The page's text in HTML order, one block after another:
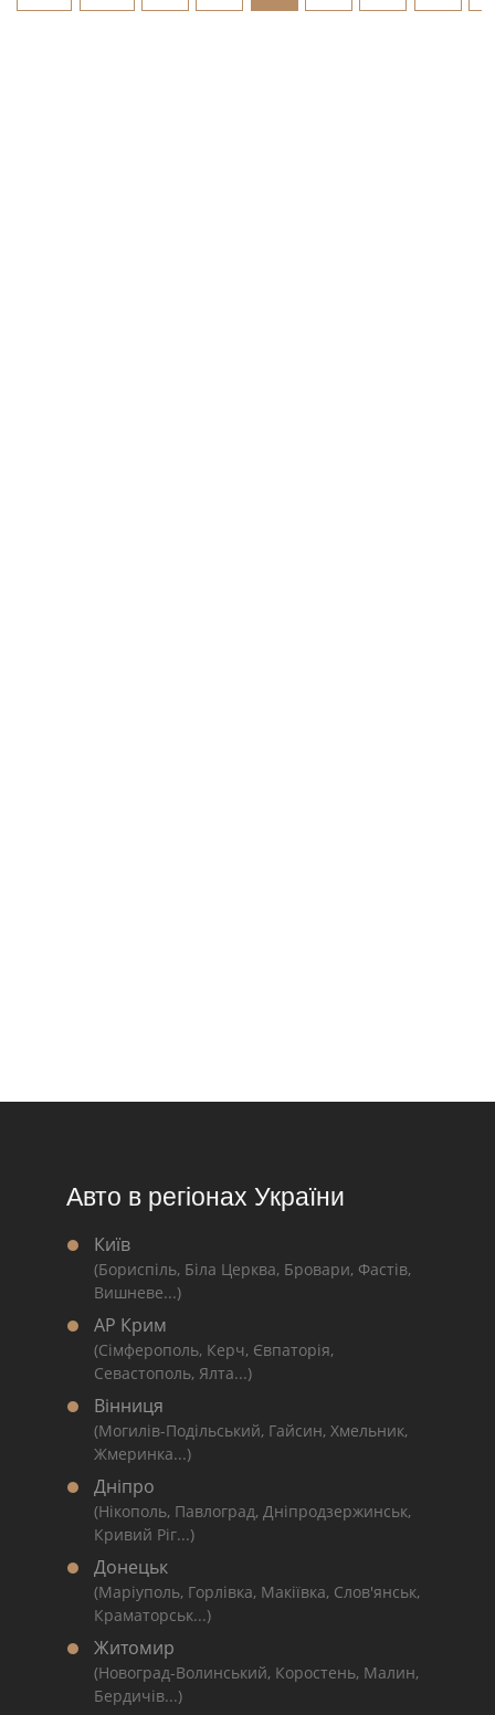
Авто в регіонах України
Київ
(Бориспіль, Біла Церква, Бровари, Фастів,
Вишневе...)
АР Крим
(Сімферополь, Керч, Євпаторія,
Севастополь, Ялта...)
Вінниця
(Могилів-Подільський, Гайсин, Хмельник,
Жмеринка...)
Дніпро
(Нікополь, Павлоград, Дніпродзержинськ,
Кривий Ріг...)
Донецьк
(Маріуполь, Горлівка, Макіївка, Слов'янськ,
Краматорськ...)
Житомир
(Новоград-Волинський, Коростень, Малин,
Бердичів...)